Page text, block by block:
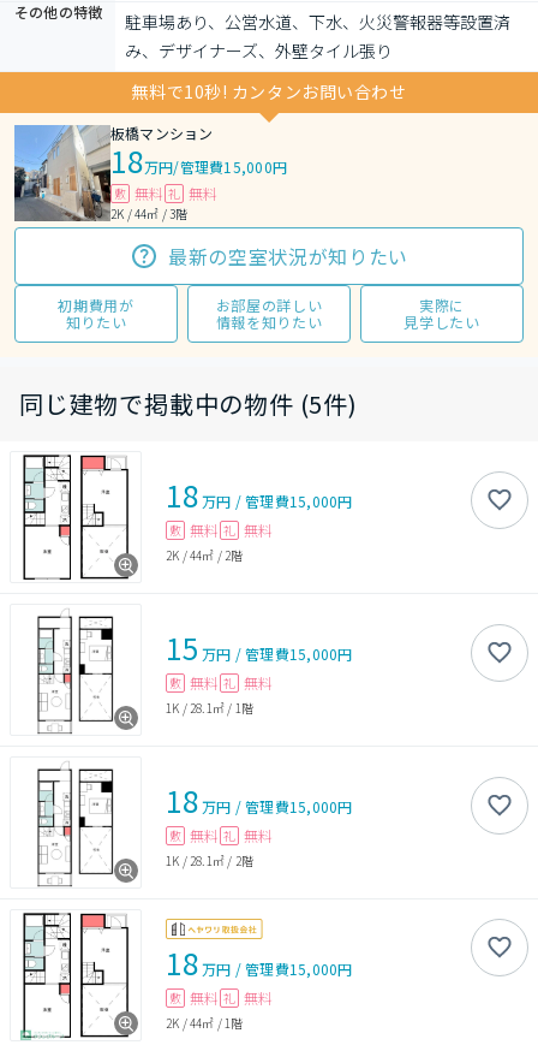
その他の特徴
駐車場あり、公営水道、下水、火災警報器等設置済
み、デザイナーズ、外壁タイル張り
無料で10秒! カンタンお問い合わせ
板橋マンション
18万円/管理費15,000円
敷 無料 礼 無料
2K / 44㎡ / 3階
最新の空室状況が知りたい
初期費用が
知りたい
お部屋の詳しい
情報を知りたい
実際に
見学したい
同じ建物で掲載中の物件 (5件)
18万円 /管理費15,000円
敷 無料 礼 無料
2K /44㎡ / 2階
15 万円 /管理費15,000円
敷 無料 礼 無料
1K / 28.1㎡ / 1階
18万円 /管理費15,000円
敷 無料 礼 無料
1K / 28.1㎡ / 2階
18万円 /管理費15,000円
敷 無料 礼 無料
2K /44㎡ /1階